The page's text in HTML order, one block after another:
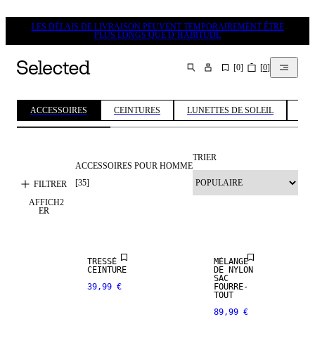
LES DÉLAIS DE LIVRAISON PEUVENT TEMPORAIREMENT ÊTRE
PLUS LONGS QUE D’HABITUDE
CHERCHER [0] [0]
ACCESSOIRES CEINTURES LUNETTES DE SOLEIL
FILTRER
ACCESSOIRES POUR HOMME
[35]
TRIER
AFFICH
ER
2
TRESSÉ
CEINTURE
39,99 €
MÉLANGE
DE NYLON
SAC
FOURRE-
TOUT
89,99 €
ARRIVALS
NEW
ARRIVALS
PREMIUM